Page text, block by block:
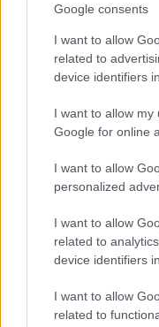
Google consents
I want to allow
related to
device identifiers
I want to allow
Google for online
I want to allow
personalized
I want to allow
related to
device identifiers
I want to allow
related to
straordinarie e
Cristian Castiglioni · 6 Ago